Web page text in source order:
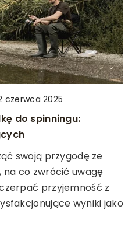
lipca 2024
na słońcu wpływa
owoców na słońcu
na zachowanie ich
czerwca 2025
do spinningu:
swoją przygodę ze
na co zwrócić uwagę
przyjemność z
wyniki jako
kwietnia 2023
– pomysły na
element rozwoju
wyobraźni,
W artykule
kreatywną zabawę dla
rysowanie,